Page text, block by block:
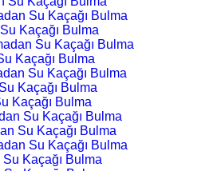
Su Kaçağı Bulma
Kaçağı Bulma
Su Kaçağı Bulma
Kaçağı Bulma
Su Kaçağı Bulma
Kaçağı Bulma
Kaçağı Bulma
Su Kaçağı Bulma
Su Kaçağı Bulma
Su Kaçağı Bulma
Kaçağı Bulma